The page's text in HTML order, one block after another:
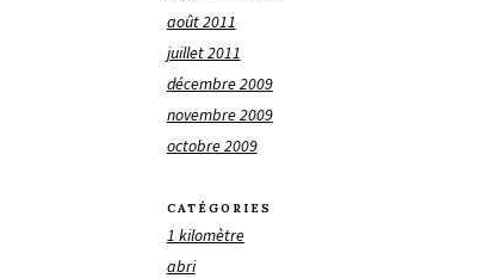
août 2011
juillet 2011
décembre 2009
novembre 2009
octobre 2009
CATÉGORIES
1 kilomètre
abri